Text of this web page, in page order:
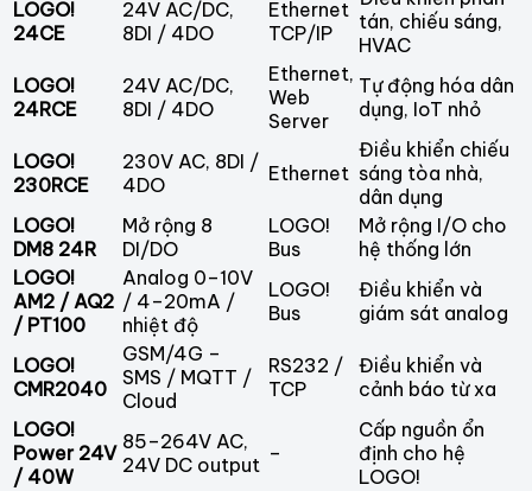
LOGO!
24CE
24V AC/DC,
8DI / 4DO
Ethernet
TCP/IP
tán, chiếu sáng,
HVAC
LOGO!
24RCE
24V AC/DC,
8DI / 4DO
Ethernet,
Web
Server
Tự động hóa dân
dụng, IoT nhỏ
LOGO!
230RCE
230V AC, 8DI /
4DO
Ethernet
Điều khiển chiếu
sáng tòa nhà,
dân dụng
LOGO!
DM8 24R
Mở rộng 8
DI/DO
LOGO!
Bus
Mở rộng I/O cho
hệ thống lớn
LOGO!
AM2 / AQ2
/ PT100
Analog 0–10V
/ 4–20mA /
nhiệt độ
LOGO!
Bus
Điều khiển và
giám sát analog
LOGO!
CMR2040
GSM/4G –
SMS / MQTT /
Cloud
RS232 /
TCP
Điều khiển và
cảnh báo từ xa
LOGO!
Power 24V
/ 40W
85–264V AC,
24V DC output –
Cấp nguồn ổn
định cho hệ
LOGO!